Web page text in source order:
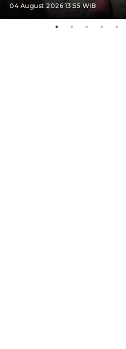
04 August 2026 13:55 WIB